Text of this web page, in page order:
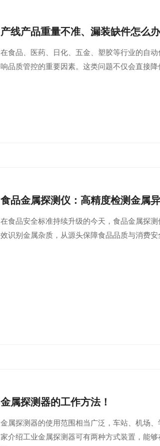
产线产品重量不准、漏装缺件怎么
在食品、医药、日化、五金、塑胶等行业的自
响品质管控的重要因素。这类问题不仅会直接
食品金属探测仪：高精度检测金属
在食品安全标准持续升级的今天，食品金属探
效识别金属杂质，从源头保障食品品质与消费安
金属探测器的工作方法！
金属探测器的使用范围相当广泛，车站、机场
家介绍工业金属探测器可有两种方式装置，能